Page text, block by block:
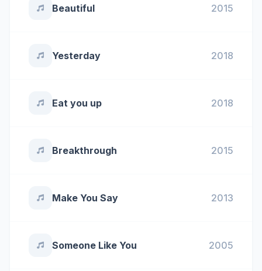
Beautiful 2015
Yesterday 2018
Eat you up 2018
Breakthrough 2015
Make You Say 2013
Someone Like You 2005